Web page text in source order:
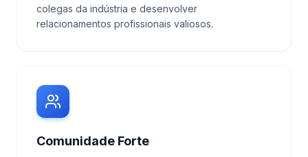
colegas da indústria e desenvolver
relacionamentos profissionais valiosos.
Comunidade Forte